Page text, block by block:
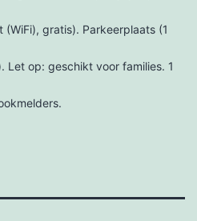
gratis). Parkeerplaats (1
Let op: geschikt voor families. 1